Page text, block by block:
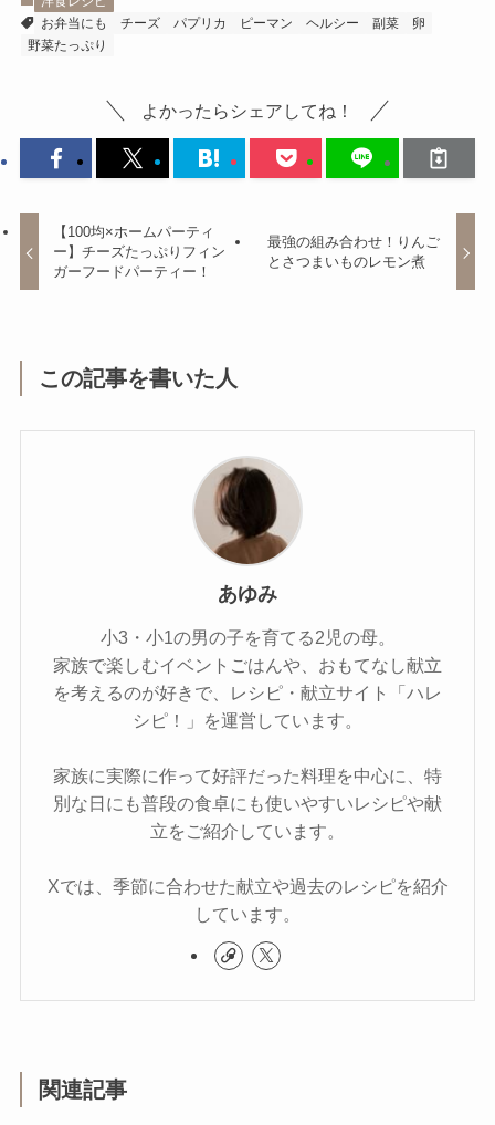
お弁当にも
チーズ パプリカ ピーマン ヘルシー 副菜
卵
野菜たっぷり
よかったらシェアしてね！
【100均×ホームパーティ
ー】チーズたっぷりフィン
ガーフードパーティー！
最強の組み合わせ！りんご
とさつまいものレモン煮
この記事を書いた人
あゆみ
小3・小1の男の子を育てる2児の母。
家族で楽しむイベントごはんや、おもてなし献立
を考えるのが好きで、レシピ・献立サイト「ハレ
シピ！」を運営しています。
家族に実際に作って好評だった料理を中心に、特
別な日にも普段の食卓にも使いやすいレシピや献
立をご紹介しています。
Xでは、季節に合わせた献立や過去のレシピを紹介
しています。
関連記事